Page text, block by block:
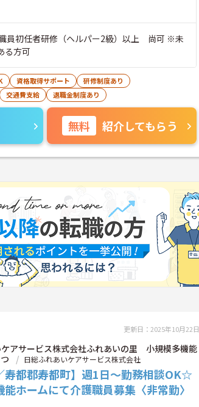
員初任者研修（ヘルパー2級）以上 尚可 ※未
る方可
資格取得サポート
研修制度あり
交通費支給 退職金制度あり
無料 紹介してもらう
更新日：2025年10月22日
ケアサービス株式会社ふれあいの里 小規模多機能
日総ふれあいケアサービス株式会社
寿都郡寿都町】週1日～勤務相談OK☆
ホームにて介護職員募集〈非常勤〉